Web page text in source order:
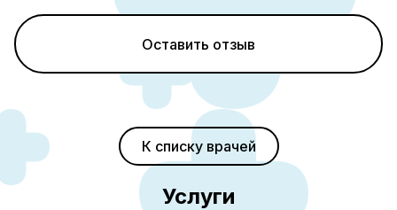
Оставить отзыв
К списку врачей
Услуги